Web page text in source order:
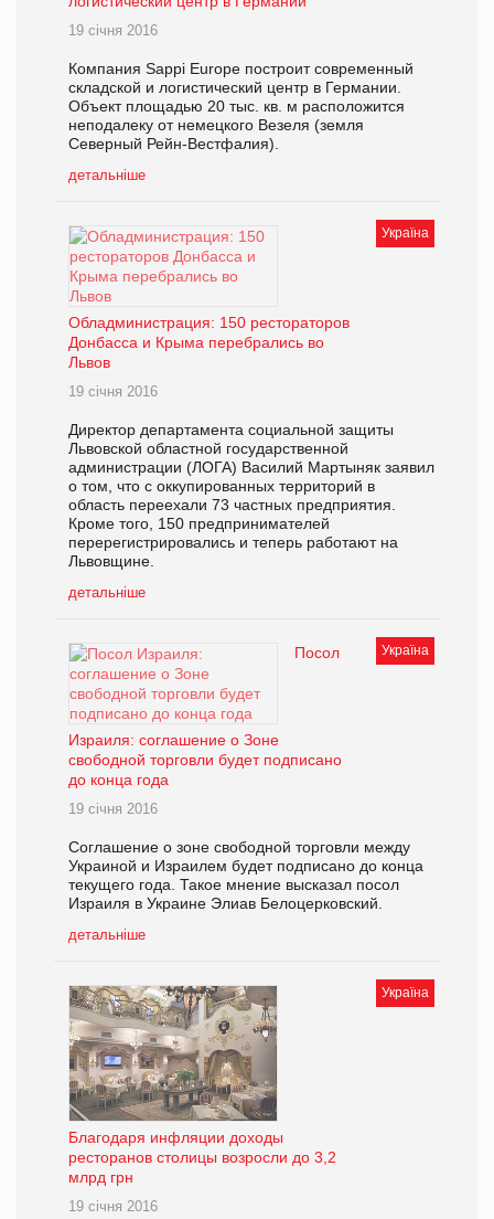
19 січня 2016
Компания Sappi Europe построит современный
складской и логистический центр в Германии.
Объект площадью 20 тыс. кв. м расположится
неподалеку от немецкого Везеля (земля
Северный Рейн-Вестфалия).
детальніше
Україна
Обладминистрация: 150 рестораторов
Донбасса и Крыма перебрались во
Львов
19 січня 2016
Директор департамента социальной защиты
Львовской областной государственной
администрации (ЛОГА) Василий Мартыняк заявил
о том, что с оккупированных территорий в
область переехали 73 частных предприятия.
Кроме того, 150 предпринимателей
перерегистрировались и теперь работают на
Львовщине.
детальніше
Україна
Посол
Израиля: соглашение о Зоне
свободной торговли будет подписано
до конца года
19 січня 2016
Соглашение о зоне свободной торговли между
Украиной и Израилем будет подписано до конца
текущего года. Такое мнение высказал посол
Израиля в Украине Элиав Белоцерковский.
детальніше
Україна
Благодаря инфляции доходы
ресторанов столицы возросли до 3,2
млрд грн
19 січня 2016